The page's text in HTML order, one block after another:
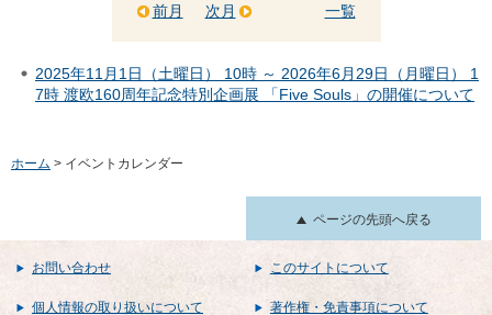
前月 一覧
次月
2025年11月1日（土曜日） 10時 ～ 2026年6月29日（月曜日） 1
7時 渡欧160周年記念特別企画展 「Five Souls」の開催について
ホーム > イベントカレンダー
ページの先頭へ戻る
お問い合わせ このサイトについて
個人情報の取り扱いについて 著作権・免責事項について